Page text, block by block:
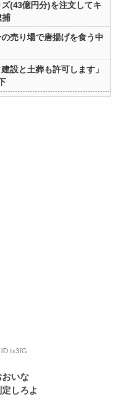
(43億円分)を注文してキ
捕
の売り場で唐揚げを食う中
設と土葬も許可します」
いな
しろよ